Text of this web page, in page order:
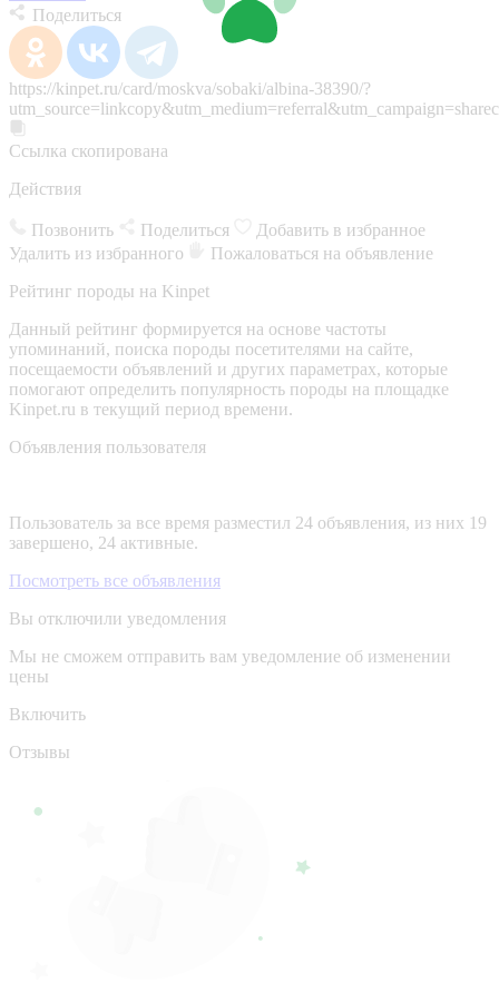
Поделиться
https://kinpet.ru/card/moskva/sobaki/albina-38390/?
Ссылка скопирована
Действия
Позвонить Поделиться
Добавить в избранное
Удалить из избранного
Пожаловаться на объявление
Рейтинг породы на Kinpet
Данный рейтинг формируется на основе частоты
упоминаний, поиска породы посетителями на сайте,
посещаемости объявлений и других параметрах, которые
помогают определить популярность породы на площадке
Kinpet.ru в текущий период времени.
Объявления пользователя
Пользователь за все время разместил 24 объявления, из них 19
завершено, 24 активные.
Посмотреть все объявления
Вы отключили уведомления
Мы не сможем отправить вам уведомление об изменении
цены
Включить
Отзывы